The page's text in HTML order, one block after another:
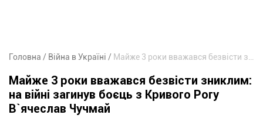
Головна Війна в Україні
Майже 3 роки вважався безвісти зниклим:
на війні загинув боєць з Кривого Рогу
В`ячеслав Чучмай